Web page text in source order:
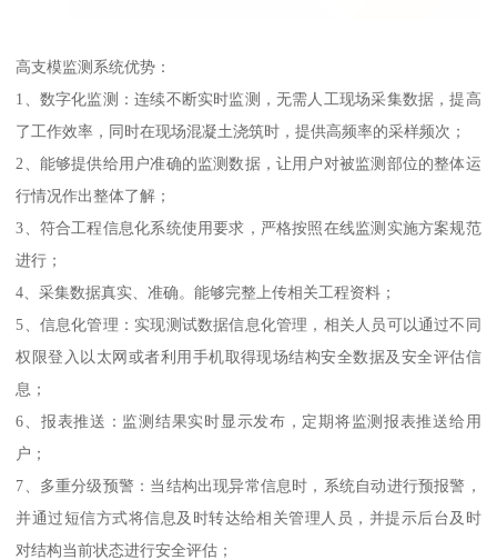
高支模监测系统优势：
1、数字化监测：连续不断实时监测，无需人工现场采集数据，提高
了工作效率，同时在现场混凝土浇筑时，提供高频率的采样频次；
2、能够提供给用户准确的监测数据，让用户对被监测部位的整体运
行情况作出整体了解；
3、符合工程信息化系统使用要求，严格按照在线监测实施方案规范
进行；
4、采集数据真实、准确。能够完整上传相关工程资料；
5、信息化管理：实现测试数据信息化管理，相关人员可以通过不同
权限登入以太网或者利用手机取得现场结构安全数据及安全评估信
息；
6、报表推送：监测结果实时显示发布，定期将监测报表推送给用
户；
7、多重分级预警：当结构出现异常信息时，系统自动进行预报警，
并通过短信方式将信息及时转达给相关管理人员，并提示后台及时
对结构当前状态进行安全评估；